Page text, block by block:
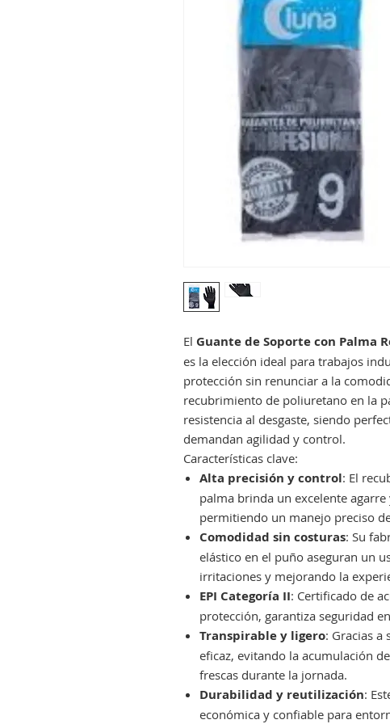
El Guante de Soporte con Palma
es la elección ideal para trabajos
protección sin renunciar a la
recubrimiento de poliuretano en la
resistencia al desgaste, siendo
demandan agilidad y control.
Características clave:
Alta precisión y control: El
palma brinda un excelente
permitiendo un manejo preciso
Comodidad sin costuras: Su
elástico en el puño aseguran un
irritaciones y mejorando la
EPI Categoría II: Certificado de
protección, garantiza seguridad
Transpirable y ligero: Gracias a
eficaz, evitando la acumulación
frescas durante la jornada.
Durabilidad y reutilización:
económica y confiable para